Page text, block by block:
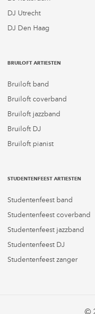
DJ Utrecht
DJ Den Haag
BRUILOFT ARTIESTEN
Bruiloft band
Bruiloft coverband
Bruiloft jazzband
Bruiloft DJ
Bruiloft pianist
STUDENTENFEEST ARTIESTEN
Studentenfeest band
Studentenfeest coverband
Studentenfeest jazzband
Studentenfeest DJ
Studentenfeest zanger
©